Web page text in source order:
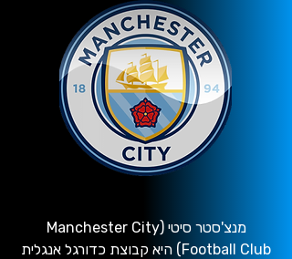
מנצ'סטר סיטי (Manchester City
Football Club) היא קבוצת כדורגל אנגלית